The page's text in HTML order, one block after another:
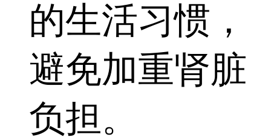
的生活习惯，
避免加重肾脏
负担。